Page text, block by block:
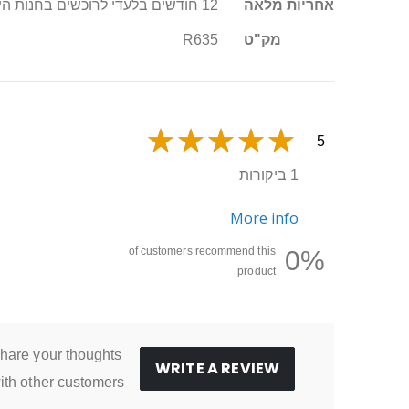
אחריות מלאה 12 חודשים בלעדי לרוכשים בחנות היבואן סופר טויס
מק"ט R635
5
1 ביקורות
More info
0%
of customers recommend this
product
WRITE A REVIEW
your thoughts
other customers